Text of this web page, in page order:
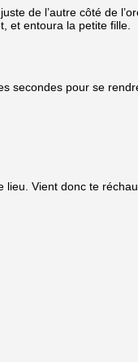
de l’autre côté de
et entoura la petite fille.
secondes pour se
lieu. Vient donc te